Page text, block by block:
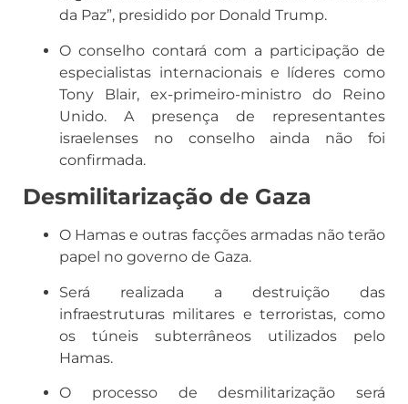
da Paz”, presidido por Donald Trump.
O conselho contará com a participação de
especialistas internacionais e líderes como
Tony Blair, ex-primeiro-ministro do Reino
Unido. A presença de representantes
israelenses no conselho ainda não foi
confirmada.
Desmilitarização de Gaza
O Hamas e outras facções armadas não terão
papel no governo de Gaza.
Será realizada a destruição das
infraestruturas militares e terroristas, como
os túneis subterrâneos utilizados pelo
Hamas.
O processo de desmilitarização será